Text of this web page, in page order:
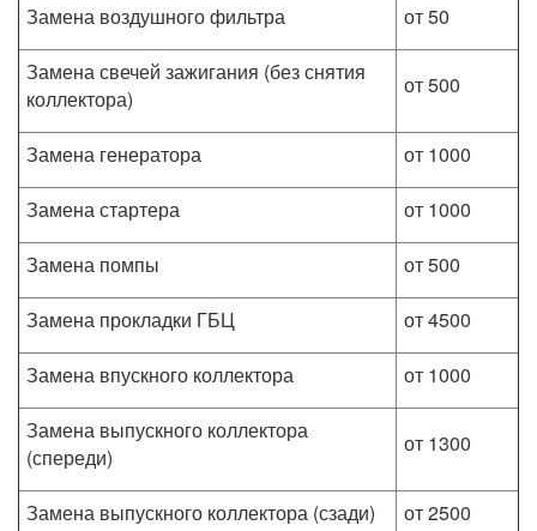
Замена воздушного фильтра
от 50
Замена свечей зажигания (без снятия
коллектора)
от 500
Замена генератора
от 1000
Замена стартера
от 1000
Замена помпы
от 500
Замена прокладки ГБЦ
от 4500
Замена впускного коллектора
от 1000
Замена выпускного коллектора
(спереди)
от 1300
Замена выпускного коллектора (сзади)
от 2500